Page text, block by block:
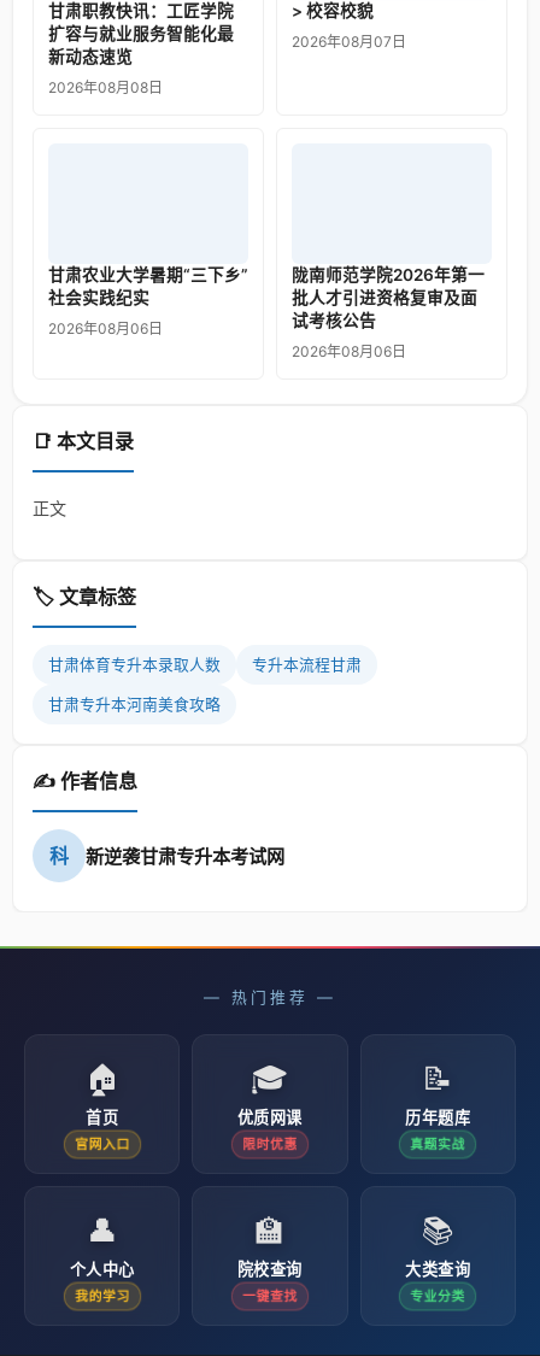
📑 本文目录
正文
🏷️ 文章标签
甘肃体育专升本录取人数 专升本流程甘肃
甘肃专升本河南美食攻略
✍️ 作者信息
科 新逆袭甘肃专升本考试网
甘肃职教快讯：工匠学院
扩容与就业服务智能化最
新动态速览
2026年08月08日
> 校容校貌
2026年08月07日
甘肃农业大学暑期“三下乡”
社会实践纪实
2026年08月06日
陇南师范学院2026年第一
批人才引进资格复审及面
试考核公告
2026年08月06日
— 热门推荐 —
🏠
首页
官网入口
🎓
优质网课
限时优惠
📝
历年题库
真题实战
👤
个人中心
我的学习
🏫
院校查询
一键查找
📚
大类查询
专业分类